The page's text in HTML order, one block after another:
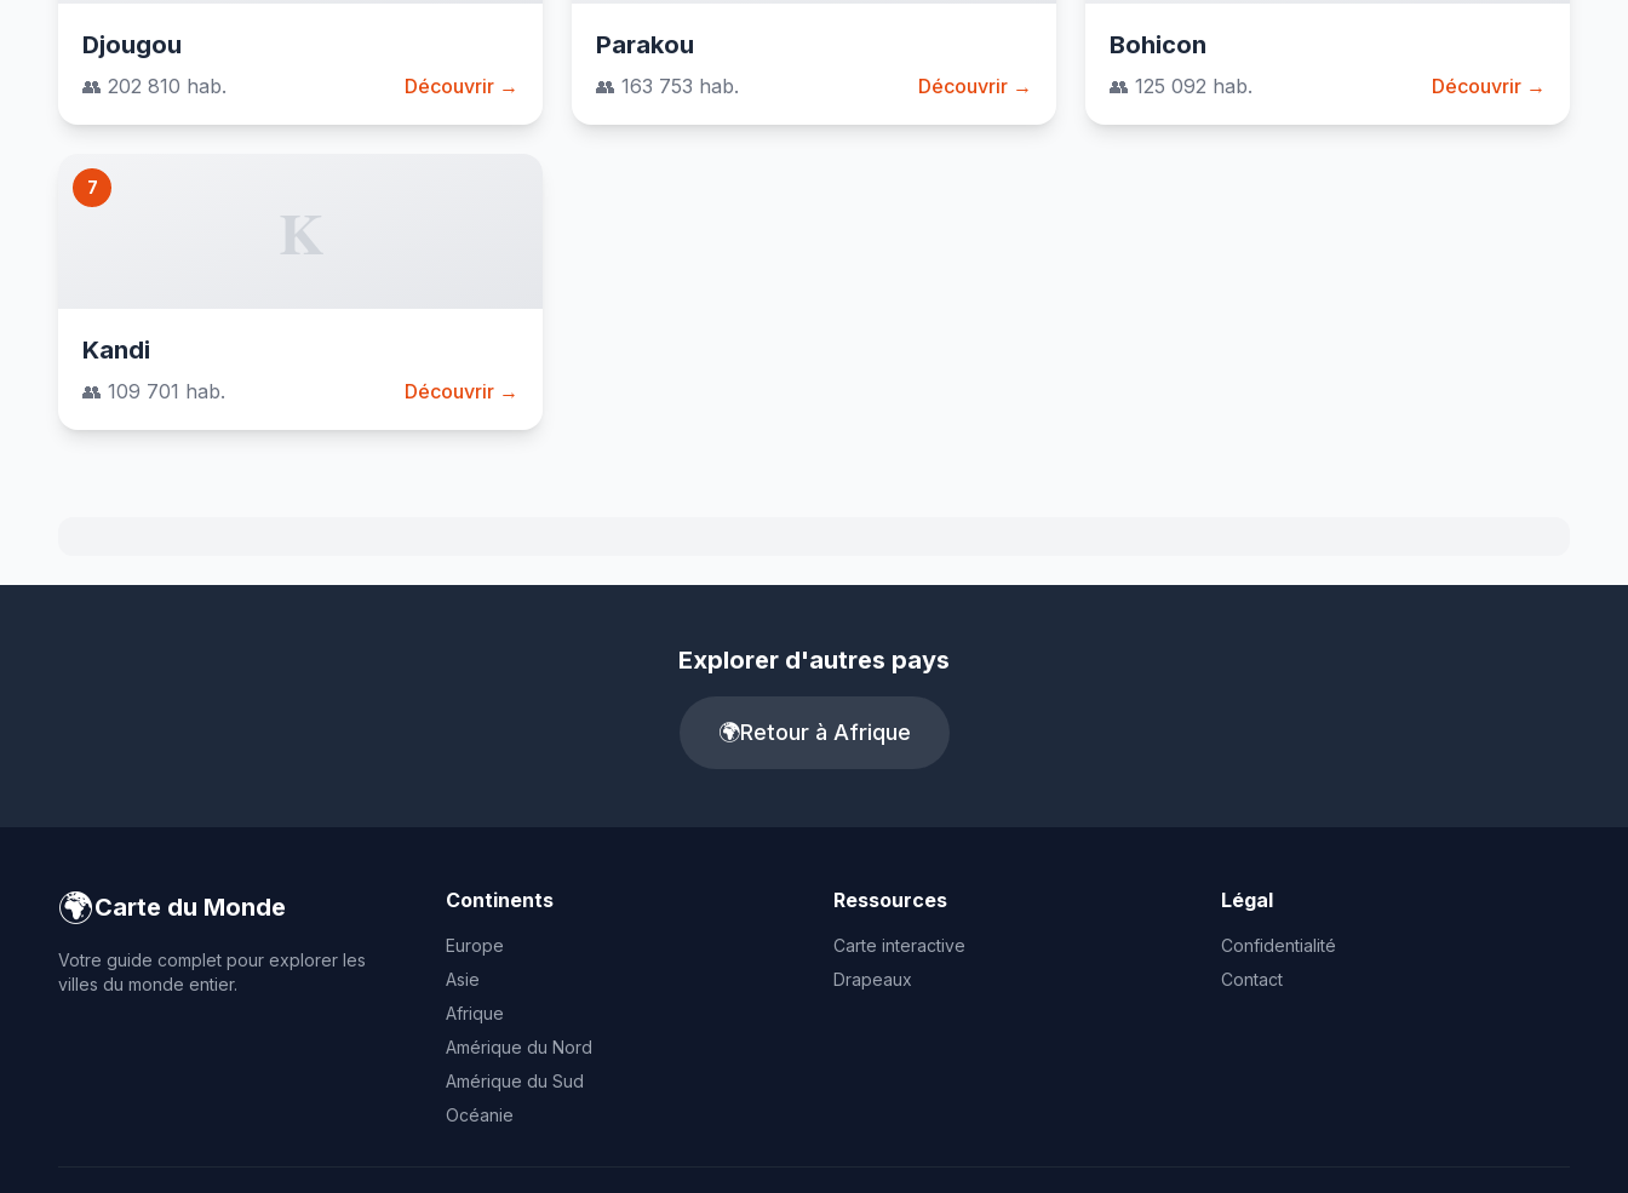
Djougou
👥 202 810 hab. Découvrir →
Parakou
👥 163 753 hab. Découvrir →
Bohicon
👥 125 092 hab. Découvrir →
7
K
Kandi
👥 109 701 hab. Découvrir →
Explorer d'autres pays
🌍Retour à Afrique
🌍Carte du Monde
Votre guide complet pour explorer les
villes du monde entier.
Continents
Europe
Asie
Afrique
Amérique du Nord
Amérique du Sud
Océanie
Ressources
Carte interactive
Drapeaux
Légal
Confidentialité
Contact